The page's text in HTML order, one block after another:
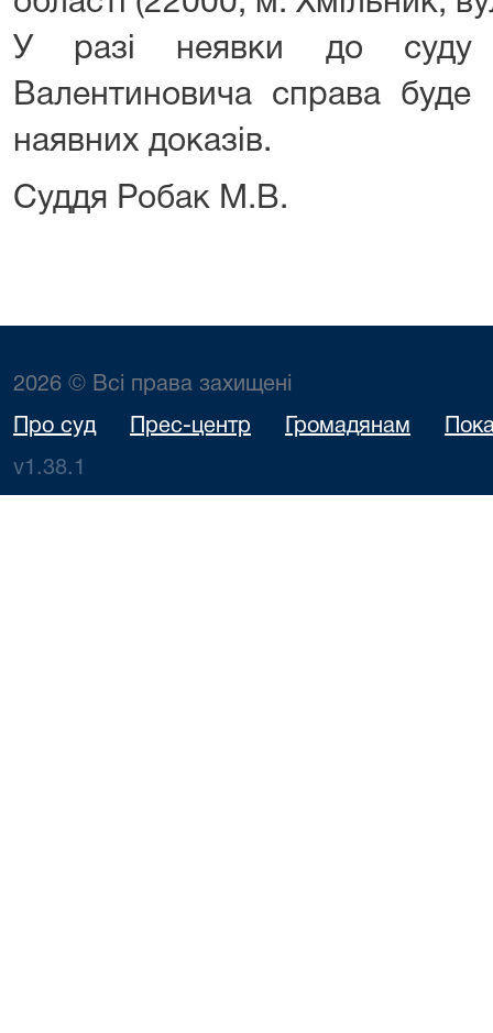
У разі неявки до суду
Валентиновича справа буде
наявних доказів.
Суддя Робак М.В.
2026 © Всі права захищені
Про суд Прес-центр Громадянам
v1.38.1